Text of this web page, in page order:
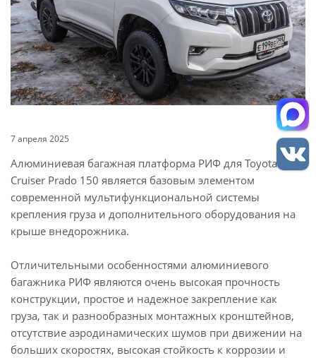
7 апреля 2025
Алюминиевая багажная платформа РИФ для Toyota Land
Cruiser Prado 150 является базовым элементом
современной мультифункциональной системы
крепления груза и дополнительного оборудования на
крыше внедорожника.
Отличительными особенностями алюминиевого
багажника РИФ являются очень высокая прочность
конструкции, простое и надежное закрепление как
груза, так и разнообразных монтажных кронштейнов,
отсутствие аэродинамических шумов при движении на
больших скоростях, высокая стойкость к коррозии и